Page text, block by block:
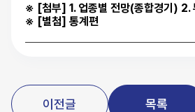
※ [첨부] 1. 업종별 전망(종합경기) 2.
※ [별첨] 통계편
이전글 목록